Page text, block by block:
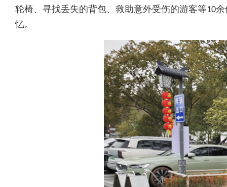
轮椅、寻找丢失的背包、救助意外受伤的游客等10
忆。